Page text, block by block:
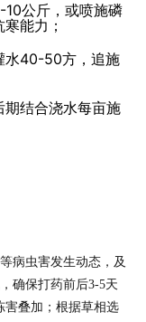
公斤，或喷施磷
能力；
水40-50方，追施
期结合浇水每亩施
病虫害发生动态，及
确保打药前后3-5天
叠加；根据草相选